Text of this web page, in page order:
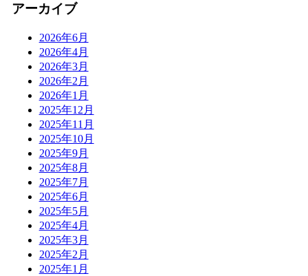
アーカイブ
2026年6月
2026年4月
2026年3月
2026年2月
2026年1月
2025年12月
2025年11月
2025年10月
2025年9月
2025年8月
2025年7月
2025年6月
2025年5月
2025年4月
2025年3月
2025年2月
2025年1月